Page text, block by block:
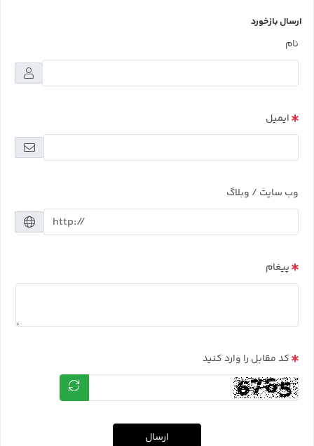
ارسال بازخورد
نام
ایمیل
وب سایت / وبلاگ
پیغام
کد مقابل را وارد کنید
ارسال